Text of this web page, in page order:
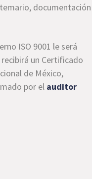
documentación
ISO 9001 le será
un Certificado
de México,
por el auditor